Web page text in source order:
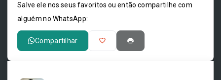
Salve ele nos seus favoritos ou então compartilhe com
alguém no WhatsApp:
Compartilhar